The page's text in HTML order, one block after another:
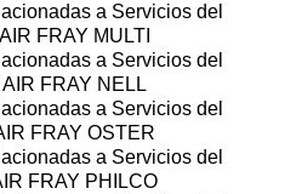
a Servicios del
FRAY MULTI
a Servicios del
FRAY NELL
a Servicios del
FRAY OSTER
a Servicios del
FRAY PHILCO